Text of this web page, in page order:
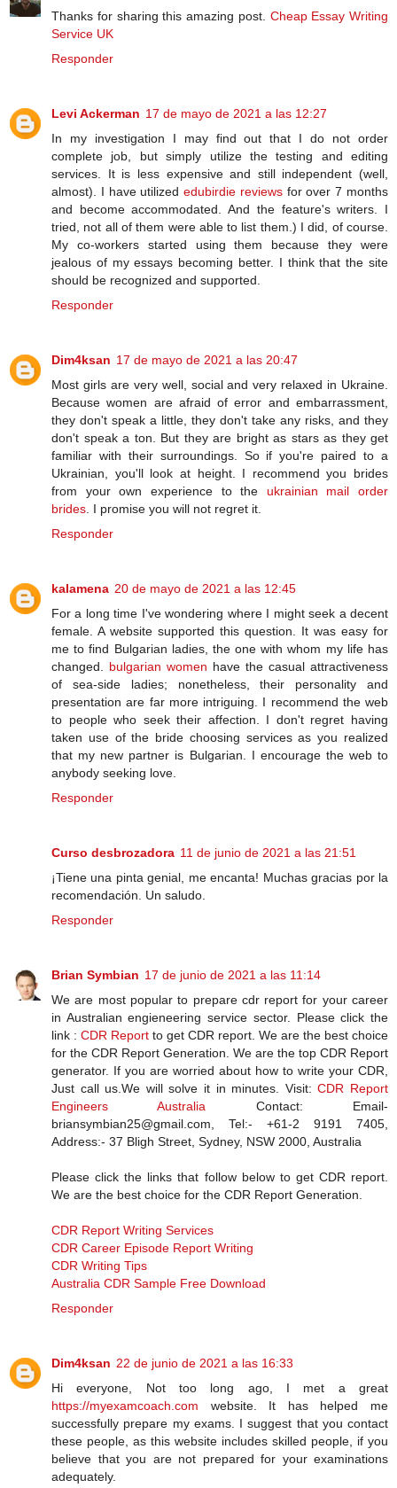
Thanks for sharing this amazing post. Cheap Essay Writing
Service UK
Responder
Levi Ackerman 17 de mayo de 2021 a las 12:27
In my investigation I may find out that I do not order
complete job, but simply utilize the testing and editing
services. It is less expensive and still independent (well,
almost). I have utilizededubirdie reviewsfor over 7 months
and become accommodated. And the feature's writers. I
tried, not all of them were able to list them.) I did, of course.
My co-workers started using them because they were
jealous of my essays becoming better. I think that the site
should be recognized and supported.
Responder
Dim4ksan 17 de mayo de 2021 a las 20:47
Most girls are very well, social and very relaxed in Ukraine.
Because women are afraid of error and embarrassment,
they don't speak a little, they don't take any risks, and they
don't speak a ton. But they are bright as stars as they get
familiar with their surroundings. So if you're paired to a
Ukrainian, you'll look at height. I recommend you brides
from your own experience to the ukrainian mail order
brides. I promise you will not regret it.
Responder
kalamena 20 de mayo de 2021 a las 12:45
For a long time I've wondering where I might seek a decent
female. A website supported this question. It was easy for
me to find Bulgarian ladies, the one with whom my life has
changed. bulgarian women have the casual attractiveness
of sea-side ladies; nonetheless, their personality and
presentation are far more intriguing. I recommend the web
to people who seek their affection. I don't regret having
taken use of the bride choosing services as you realized
that my new partner is Bulgarian. I encourage the web to
anybody seeking love.
Responder
Curso desbrozadora 11 de junio de 2021 a las 21:51
¡Tiene una pinta genial, me encanta! Muchas gracias por la
recomendación. Un saludo.
Responder
Brian Symbian 17 de junio de 2021 a las 11:14
We are most popular to prepare cdr report for your career
in Australian engieneering service sector. Please click the
link : CDR Report to get CDR report. We are the best choice
for the CDR Report Generation. We are the top CDR Report
generator. If you are worried about how to write your CDR,
Just call us.We will solve it in minutes. Visit:CDR Report
Engineers Australia Contact: Email-
briansymbian25@gmail.com, Tel:- +61-2 9191 7405,
Address:- 37 Bligh Street, Sydney, NSW 2000, Australia
Please click the links that follow below to get CDR report.
We are the best choice for the CDR Report Generation.
CDR Report Writing Services
CDR Career Episode Report Writing
CDR Writing Tips
Australia CDR Sample Free Download
Responder
Dim4ksan 22 de junio de 2021 a las 16:33
Hi everyone, Not too long ago, I met a great
https://myexamcoach.com website. It has helped me
successfully prepare my exams. I suggest that you contact
these people, as this website includes skilled people, if you
believe that you are not prepared for your examinations
adequately.